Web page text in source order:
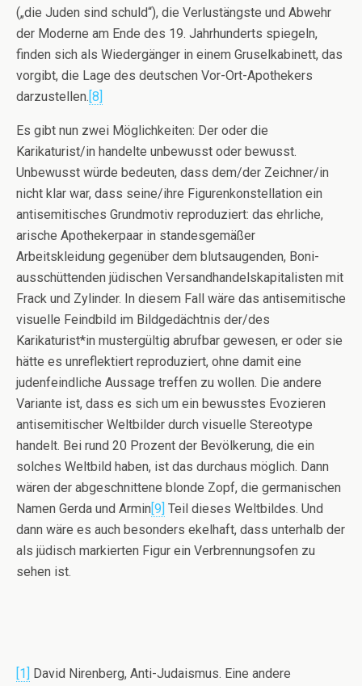
(„die Juden sind schuld“), die Verlustängste und Abwehr
der Moderne am Ende des 19. Jahrhunderts spiegeln,
finden sich als Wiedergänger in einem Gruselkabinett, das
vorgibt, die Lage des deutschen Vor-Ort-Apothekers
darzustellen.[8]
Es gibt nun zwei Möglichkeiten: Der oder die
Karikaturist/in handelte unbewusst oder bewusst.
Unbewusst würde bedeuten, dass dem/der Zeichner/in
nicht klar war, dass seine/ihre Figurenkonstellation ein
antisemitisches Grundmotiv reproduziert: das ehrliche,
arische Apothekerpaar in standesgemäßer
Arbeitskleidung gegenüber dem blutsaugenden, Boni-
ausschüttenden jüdischen Versandhandelskapitalisten mit
Frack und Zylinder. In diesem Fall wäre das antisemitische
visuelle Feindbild im Bildgedächtnis der/des
Karikaturist*in mustergültig abrufbar gewesen, er oder sie
hätte es unreflektiert reproduziert, ohne damit eine
judenfeindliche Aussage treffen zu wollen. Die andere
Variante ist, dass es sich um ein bewusstes Evozieren
antisemitischer Weltbilder durch visuelle Stereotype
handelt. Bei rund 20 Prozent der Bevölkerung, die ein
solches Weltbild haben, ist das durchaus möglich. Dann
wären der abgeschnittene blonde Zopf, die germanischen
Namen Gerda und Armin[9] Teil dieses Weltbildes. Und
dann wäre es auch besonders ekelhaft, dass unterhalb der
als jüdisch markierten Figur ein Verbrennungsofen zu
sehen ist.
[1] David Nirenberg, Anti-Judaismus. Eine andere